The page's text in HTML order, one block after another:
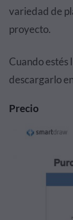
variedad de
proyecto.
Cuando estés
descargarlo
Precio